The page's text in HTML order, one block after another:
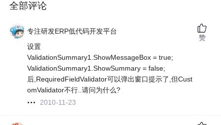
全部评论
专注研发ERP低代码开发平台
设置
ValidationSummary1.ShowMessageBox = true;
ValidationSummary1.ShowSummary = false;
后,RequiredFieldValidator可以弹出窗口提示了,但Cust
omValidator不行..请问为什么?
2010-11-23
赞